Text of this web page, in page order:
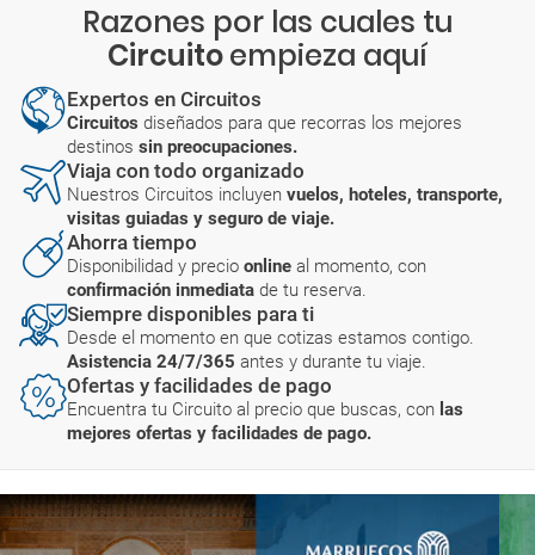
Razones por las cuales tu
Circuitoempieza aquí
Expertos en Circuitos
Circuitos diseñados para que recorras los mejores
destinos sin preocupaciones.
Viaja con todo organizado
Nuestros Circuitos incluyen vuelos, hoteles, transporte,
visitas guiadas y seguro de viaje.
Ahorra tiempo
Disponibilidad y precio online al momento, con
confirmación inmediata de tu reserva.
Siempre disponibles para ti
Desde el momento en que cotizas estamos contigo.
Asistencia 24/7/365 antes y durante tu viaje.
Ofertas y facilidades de pago
Encuentra tu Circuito al precio que buscas, con las
mejores ofertas y facilidades de pago.